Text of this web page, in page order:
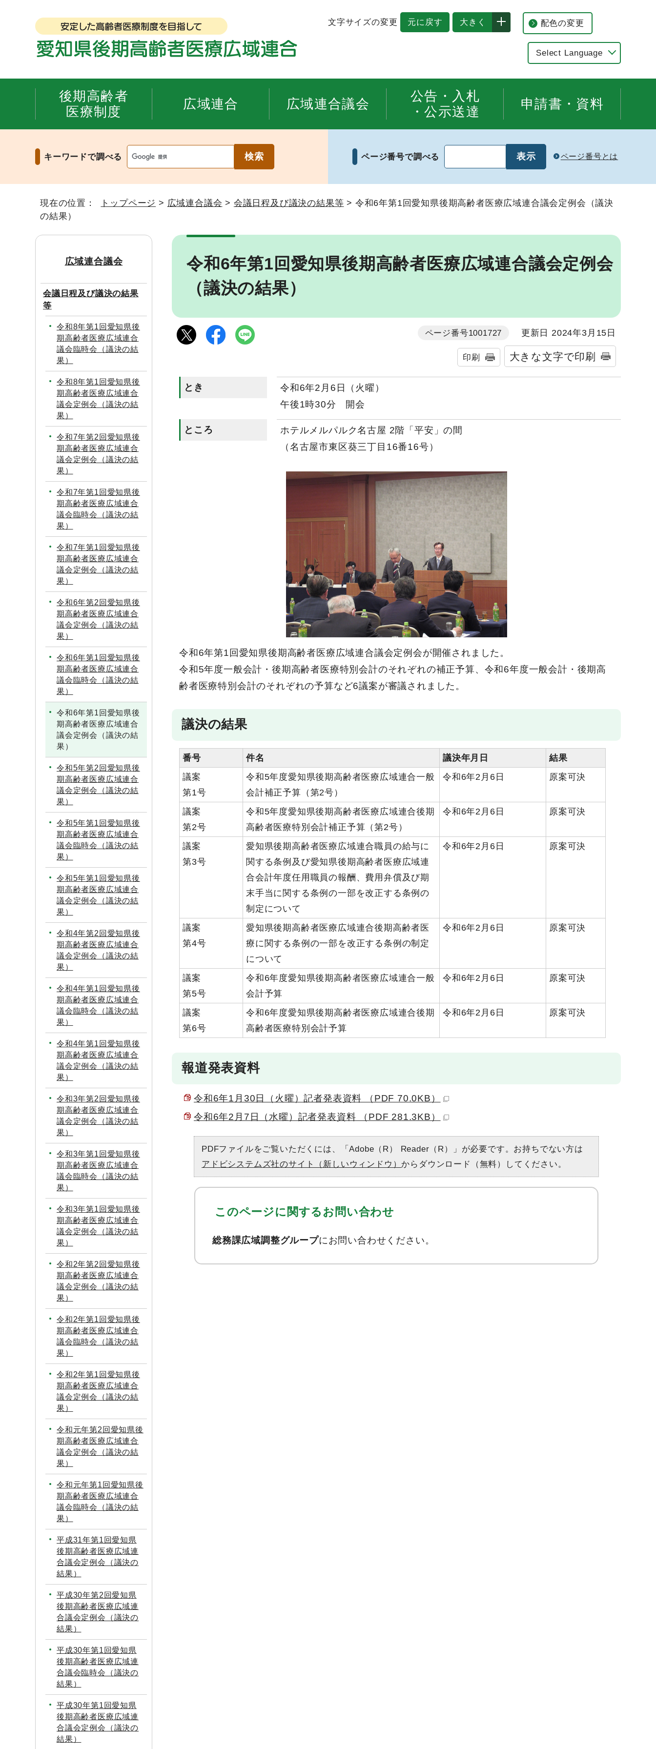
文字サイズの変更 元に戻す 大きく 配色の変更
Select Language
後期高齢者
医療制度
広域連合 広域連合議会
公告・入札
・公示送達
申請書・資料
キーワードで調べる ページ番号で調べる ページ番号とは
現在の位置： トップページ > 広域連合議会 > 会議日程及び議決の結果等 > 令和6年第1回愛知県後期高齢者医療広域連合議会定例会（議決
の結果）
令和6年第1回愛知県後期高齢者医療広域連合議会定例会
（議決の結果）
ページ番号1001727 更新日 2024年3月15日
印刷 大きな文字で印刷
とき
令和6年2月6日（火曜）
午後1時30分 開会
ところ
ホテルメルパルク名古屋 2階「平安」の間
（名古屋市東区葵三丁目16番16号）
令和6年第1回愛知県後期高齢者医療広域連合議会定例会が開催されました。
令和5年度一般会計・後期高齢者医療特別会計のそれぞれの補正予算、令和6年度一般会計・後期高
齢者医療特別会計のそれぞれの予算など6議案が審議されました。
議決の結果
番号 件名 議決年月日
結果
議案
第1号
令和5年度愛知県後期高齢者医療広域連合一般
会計補正予算（第2号）
令和6年2月6日 原案可決
議案
第2号
令和5年度愛知県後期高齢者医療広域連合後期
高齢者医療特別会計補正予算（第2号）
令和6年2月6日 原案可決
議案
第3号
愛知県後期高齢者医療広域連合職員の給与に
関する条例及び愛知県後期高齢者医療広域連
合会計年度任用職員の報酬、費用弁償及び期
末手当に関する条例の一部を改正する条例の
制定について
令和6年2月6日 原案可決
議案
第4号
愛知県後期高齢者医療広域連合後期高齢者医
療に関する条例の一部を改正する条例の制定
について
令和6年2月6日 原案可決
議案
第5号
令和6年度愛知県後期高齢者医療広域連合一般
会計予算
令和6年2月6日 原案可決
議案
第6号
令和6年度愛知県後期高齢者医療広域連合後期
高齢者医療特別会計予算
令和6年2月6日 原案可決
報道発表資料
令和6年1月30日（火曜）記者発表資料 （PDF 70.0KB）
令和6年2月7日（水曜）記者発表資料 （PDF 281.3KB）
PDFファイルをご覧いただくには、「Adobe（R） Reader（R）」が必要です。お持ちでない方は
アドビシステムズ社のサイト（新しいウィンドウ） からダウンロード（無料）してください。
このページに関する お問い合わせ
総務課広域調整グループにお問い合わせください。
広域連合議会
会議日程及び議決の結果
等
令和8年第1回愛知県後
期高齢者医療広域連合
議会臨時会（議決の結
果）
令和8年第1回愛知県後
期高齢者医療広域連合
議会定例会（議決の結
果）
令和7年第2回愛知県後
期高齢者医療広域連合
議会定例会（議決の結
果）
令和7年第1回愛知県後
期高齢者医療広域連合
議会臨時会（議決の結
果）
令和7年第1回愛知県後
期高齢者医療広域連合
議会定例会（議決の結
果）
令和6年第2回愛知県後
期高齢者医療広域連合
議会定例会（議決の結
果）
令和6年第1回愛知県後
期高齢者医療広域連合
議会臨時会（議決の結
果）
令和6年第1回愛知県後
期高齢者医療広域連合
議会定例会（議決の結
果）
令和5年第2回愛知県後
期高齢者医療広域連合
議会定例会（議決の結
果）
令和5年第1回愛知県後
期高齢者医療広域連合
議会臨時会（議決の結
果）
令和5年第1回愛知県後
期高齢者医療広域連合
議会定例会（議決の結
果）
令和4年第2回愛知県後
期高齢者医療広域連合
議会定例会（議決の結
果）
令和4年第1回愛知県後
期高齢者医療広域連合
議会臨時会（議決の結
果）
令和4年第1回愛知県後
期高齢者医療広域連合
議会定例会（議決の結
果）
令和3年第2回愛知県後
期高齢者医療広域連合
議会定例会（議決の結
果）
令和3年第1回愛知県後
期高齢者医療広域連合
議会臨時会（議決の結
果）
令和3年第1回愛知県後
期高齢者医療広域連合
議会定例会（議決の結
果）
令和2年第2回愛知県後
期高齢者医療広域連合
議会定例会（議決の結
果）
令和2年第1回愛知県後
期高齢者医療広域連合
議会臨時会（議決の結
果）
令和2年第1回愛知県後
期高齢者医療広域連合
議会定例会（議決の結
果）
令和元年第2回愛知県後
期高齢者医療広域連合
議会定例会（議決の結
果）
令和元年第1回愛知県後
期高齢者医療広域連合
議会臨時会（議決の結
果）
平成31年第1回愛知県
後期高齢者医療広域連
合議会定例会（議決の
結果）
平成30年第2回愛知県
後期高齢者医療広域連
合議会定例会（議決の
結果）
平成30年第1回愛知県
後期高齢者医療広域連
合議会臨時会（議決の
結果）
平成30年第1回愛知県
後期高齢者医療広域連
合議会定例会（議決の
結果）